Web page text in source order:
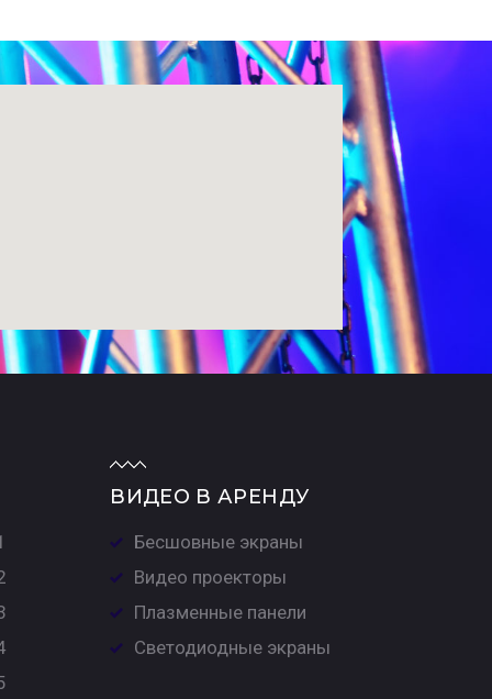
ВИДЕО В АРЕНДУ
Бесшовные экраны
Видео проекторы
Плазменные панели
Светодиодные экраны